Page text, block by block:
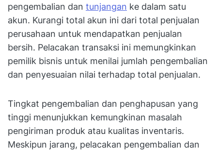
pengembalian dan tunjangan ke dalam satu
akun. Kurangi total akun ini dari total penjualan
perusahaan untuk mendapatkan penjualan
bersih. Pelacakan transaksi ini memungkinkan
pemilik bisnis untuk menilai jumlah pengembalian
dan penyesuaian nilai terhadap total penjualan.
Tingkat pengembalian dan penghapusan yang
tinggi menunjukkan kemungkinan masalah
pengiriman produk atau kualitas inventaris.
Meskipun jarang, pelacakan pengembalian dan